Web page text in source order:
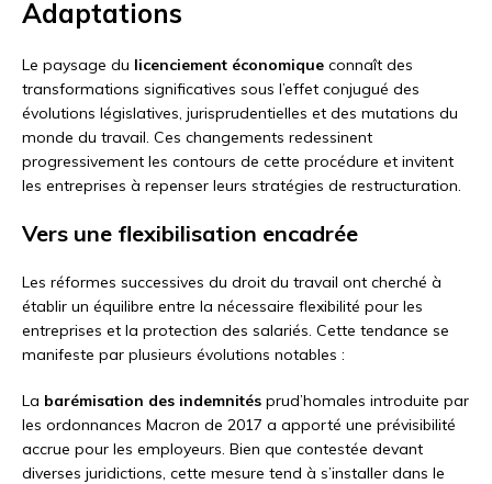
Adaptations
Le paysage du licenciement économique connaît des
transformations significatives sous l’effet conjugué des
évolutions législatives, jurisprudentielles et des mutations du
monde du travail. Ces changements redessinent
progressivement les contours de cette procédure et invitent
les entreprises à repenser leurs stratégies de restructuration.
Vers une flexibilisation encadrée
Les réformes successives du droit du travail ont cherché à
établir un équilibre entre la nécessaire flexibilité pour les
entreprises et la protection des salariés. Cette tendance se
manifeste par plusieurs évolutions notables :
La barémisation des indemnités prud’homales introduite par
les ordonnances Macron de 2017 a apporté une prévisibilité
accrue pour les employeurs. Bien que contestée devant
diverses juridictions, cette mesure tend à s’installer dans le